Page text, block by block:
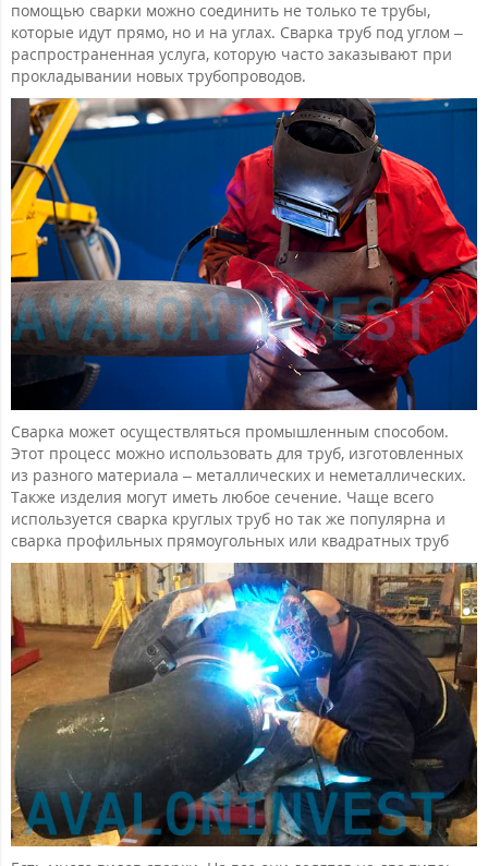
помощью сварки можно соединить не только те трубы,
которые идут прямо, но и на углах. Сварка труб под углом –
распространенная услуга, которую часто заказывают при
прокладывании новых трубопроводов.
Сварка может осуществляться промышленным способом.
Этот процесс можно использовать для труб, изготовленных
из разного материала – металлических и неметаллических.
Также изделия могут иметь любое сечение. Чаще всего
используется сварка круглых труб но так же популярна и
сварка профильных прямоугольных или квадратных труб